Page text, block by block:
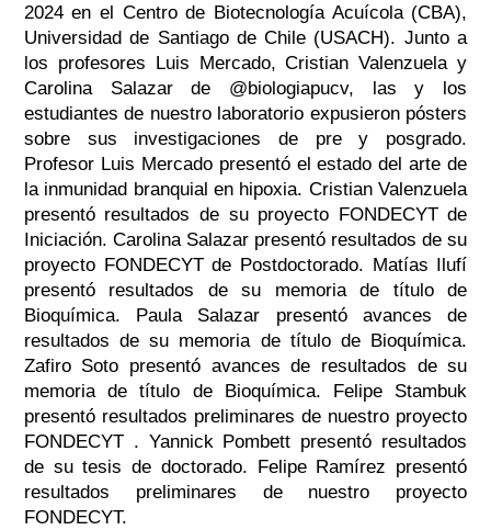
2024 en el Centro de Biotecnología Acuícola (CBA),
Universidad de Santiago de Chile (USACH). Junto a
los profesores Luis Mercado, Cristian Valenzuela y
Carolina Salazar de @biologiapucv, las y los
estudiantes de nuestro laboratorio expusieron pósters
sobre sus investigaciones de pre y posgrado.
Profesor Luis Mercado presentó el estado del arte de
la inmunidad branquial en hipoxia. Cristian Valenzuela
presentó resultados de su proyecto FONDECYT de
Iniciación. Carolina Salazar presentó resultados de su
proyecto FONDECYT de Postdoctorado. Matías Ilufí
presentó resultados de su memoria de título de
Bioquímica.
Paula Salazar presentó avances de
resultados de su memoria de título de Bioquímica.
Zafiro Soto presentó avances de resultados de su
memoria de título de Bioquímica.
Felipe Stambuk
presentó resultados preliminares de nuestro proyecto
FONDECYT . Yannick Pombett presentó resultados
de su tesis de doctorado.
Felipe Ramírez presentó
resultados preliminares de nuestro proyecto
FONDECYT.